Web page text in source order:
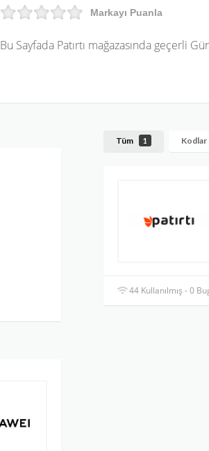
Markayı Puanla
Bu Sayfada Patırtı mağazasında geçerli
Tüm 1 Kodlar
44 Kullanılmış - 0